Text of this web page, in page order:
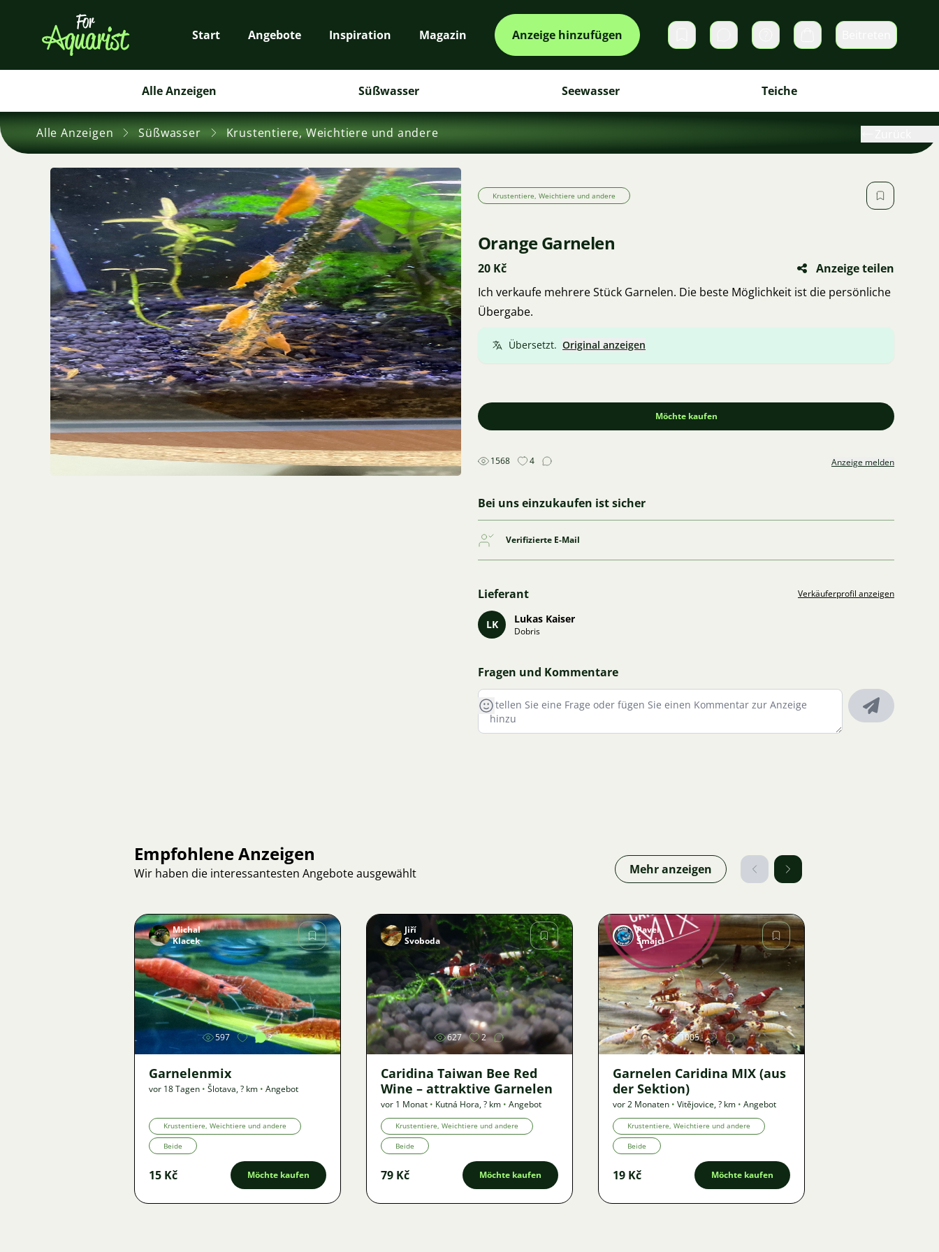
Start Angebote Inspiration Magazin Anzeige hinzufügen DirektnachrichtenWarenkorb
Alle Anzeigen Süßwasser Seewasser Teiche
Alle Anzeigen Süßwasser Krustentiere, Weichtiere und andere
Krustentiere, Weichtiere und andere
Orange Garnelen
20 Kč
Anzeige teilen
Ich verkaufe mehrere Stück Garnelen. Die beste Möglichkeit ist die persönliche
Übergabe.
Übersetzt. Original anzeigen
Möchte kaufen
1568 4 Anzeige melden
Bei uns einzukaufen ist sicher
Verifizierte E-Mail
Lieferant Verkäuferprofil anzeigen
LK Lukas Kaiser
Dobris
Fragen und Kommentare
Empfohlene Anzeigen
Wir haben die interessantesten Angebote ausgewählt Mehr anzeigen
Bild
Michal
Klacek
597 2
Garnelenmix
vor 18 Tagen • Šlotava,? km • Angebot
Krustentiere, Weichtiere und andere
Beide
15 Kč Möchte kaufen
Bild
Jiří
Svoboda
627 2
Caridina Taiwan Bee Red
Wine – attraktive Garnelen
vor 1 Monat • Kutná Hora,? km • Angebot
Krustentiere, Weichtiere und andere
Beide
79 Kč Möchte kaufen
Bild
Pavel
Šmajcl
1005
Garnelen Caridina MIX (aus
der Sektion)
vor 2 Monaten • Vitějovice,? km • Angebot
Krustentiere, Weichtiere und andere
Beide
19 Kč Möchte kaufen